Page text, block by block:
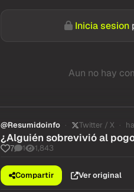
Inicia sesion
Aun no hay
@Resumidoinfo Twitter / X
¿Alguién sobrevivió al
7 1 1,843
Compartir Ver original